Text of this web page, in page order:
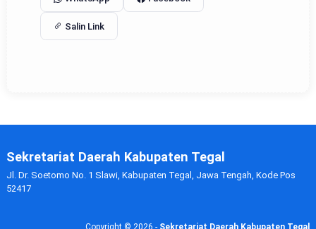
Salin Link
Sekretariat Daerah Kabupaten Tegal
Jl. Dr. Soetomo No. 1 Slawi, Kabupaten Tegal, Jawa Tengah, Kode Pos
52417
Copyright © 2026 - Sekretariat Daerah Kabupaten Tegal